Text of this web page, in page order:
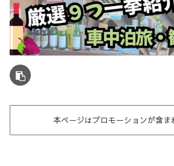
本ページはプロモーションが含ま